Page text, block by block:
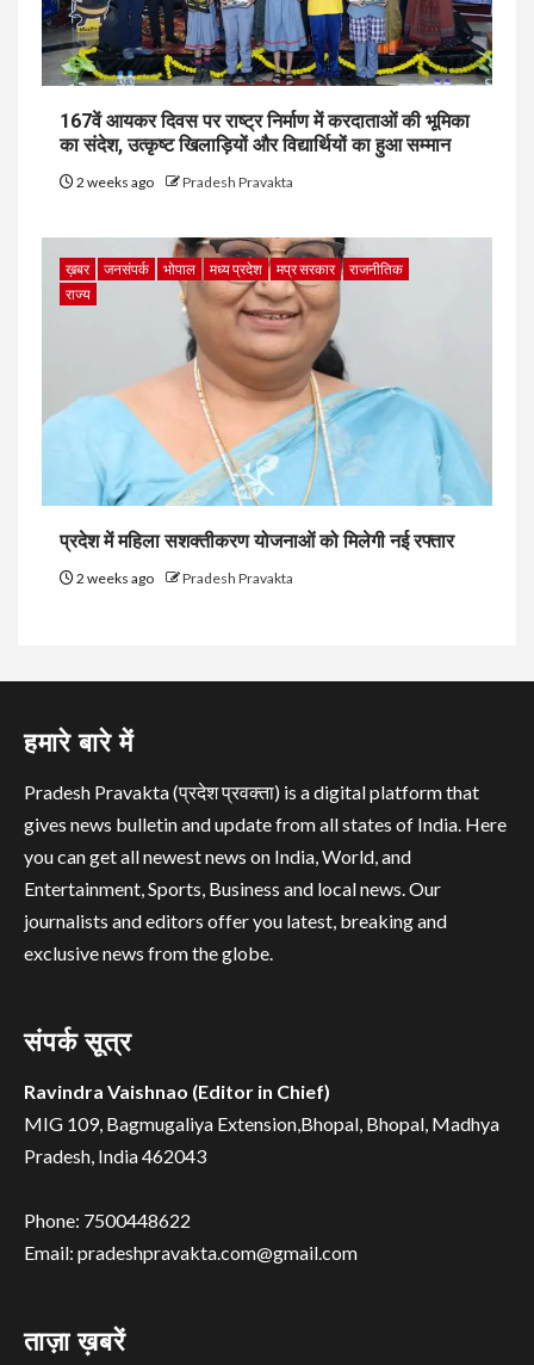
167वें आयकर दिवस पर राष्ट्र निर्माण में करदाताओं की भूमिका
का संदेश, उत्कृष्ट खिलाड़ियों और विद्यार्थियों का हुआ सम्मान
2 weeks ago Pradesh Pravakta
ख़बर जनसंपर्क भोपाल मध्य प्रदेश मप्र सरकार
राजनीतिक
राज्य
प्रदेश में महिला सशक्तीकरण योजनाओं को मिलेगी नई रफ्तार
2 weeks ago Pradesh Pravakta
हमारे बारे में
Pradesh Pravakta (प्रदेश प्रवक्ता) is a digital platform that
gives news bulletin and update from all states of India. Here
you can get all newest news on India, World, and
Entertainment, Sports, Business and local news. Our
journalists and editors offer you latest, breaking and
exclusive news from the globe.
संपर्क सूत्र
Ravindra Vaishnao (Editor in Chief)
MIG 109, Bagmugaliya Extension,Bhopal, Bhopal, Madhya
Pradesh, India 462043
Phone: 7500448622
Email: pradeshpravakta.com@gmail.com
ताज़ा ख़बरें